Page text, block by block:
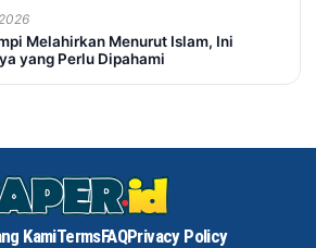
Melahirkan Menurut Islam, Ini
yang Perlu Dipahami
KamiTermsFAQPrivacy Policy